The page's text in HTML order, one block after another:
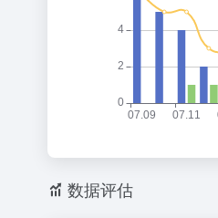
数据评估